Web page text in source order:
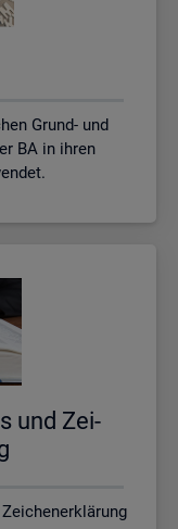
Grund- und
BA in ihren
und Zei­